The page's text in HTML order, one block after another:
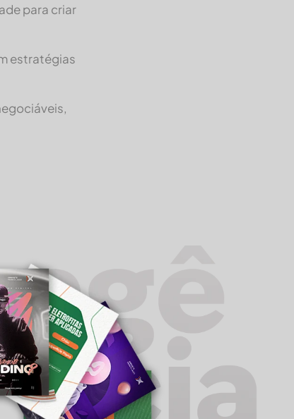
para criar
estratégias